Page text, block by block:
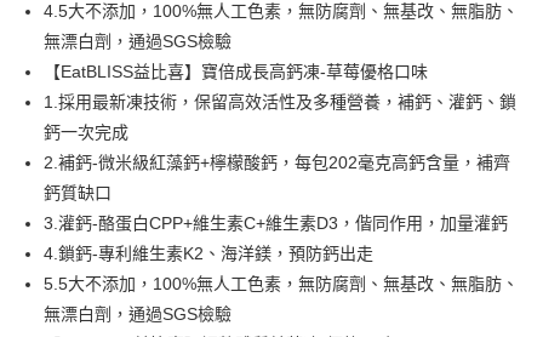
Google Pay
大哥付你分期
相關說明
【大哥付你分期使用說明】
1.本服務由台灣大哥大提供，台灣大哥大用戶可立即使用無須另外申請。
2.付款方式選擇「大哥付你分期」，訂單成立後會自動跳轉到大哥付的交易
流程，驗證手機門號後，選擇欲分期的期數、繳款截止日，確認付款後即完
3.實際核准額度、可分期數及費用金額請依後續交易確認頁面所載為準。
4.訂單成立30分鐘內，如未前往確認交易或遇審核未通過，訂單將自動取
消。如遇「轉專審核」未通過狀況，表示未達大哥付你分期系統評分，恕無
法說明評估內容。
【繳款方式說明】
AFTEE先享後付
相關說明
【關於「AFTEE先享後付」】
AFTEE先享後付是「在收到商品之後才付款」的支付方式。 讓您購物簡單
１．簡單：不需註冊會員、不需綁卡、不需儲值。
２．便利：只要手機號碼，簡訊認證，即可結帳。
３．安心：先確認商品／服務後，再付款。
ATM付款
運送方式
全家取貨付款
4.5大不添加，100%無人工色素，無防腐劑、無基改、無脂肪、
無漂白劑，通過SGS檢驗
【EatBLISS益比喜】寶倍成長高鈣凍-草莓優格口味
1.採用最新凍技術，保留高效活性及多種營養，補鈣、灌鈣、鎖
鈣一次完成
2.補鈣-微米級紅藻鈣+檸檬酸鈣，每包202毫克高鈣含量，補齊
鈣質缺口
3.灌鈣-酪蛋白CPP+維生素C+維生素D3，偕同作用，加量灌鈣
4.鎖鈣-專利維生素K2、海洋鎂，預防鈣出走
5.5大不添加，100%無人工色素，無防腐劑、無基改、無脂肪、
無漂白劑，通過SGS檢驗